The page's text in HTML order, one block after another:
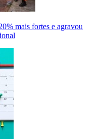
mais fortes e agravou